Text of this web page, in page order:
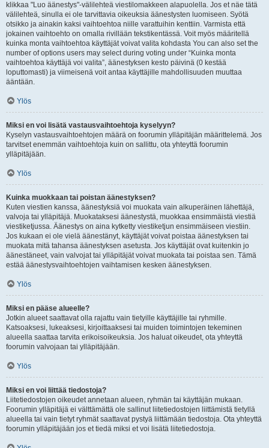
klikkaa "Luo äänestys"-välilehteä viestilomakkeen alapuolella. Jos et näe tätä
välilehteä, sinulla ei ole tarvittavia oikeuksia äänestysten luomiseen. Syötä
otsikko ja ainakin kaksi vaihtoehtoa niille varattuihin kenttiin. Varmista että
jokainen vaihtoehto on omalla rivillään tekstikentässä. Voit myös määritellä
kuinka monta vaihtoehtoa käyttäjät voivat valita kohdasta You can also set the
number of options users may select during voting under “Kuinka monta
vaihtoehtoa käyttäjä voi valita”, äänestyksen kesto päivinä (0 kestää
loputtomasti) ja viimeisenä voit antaa käyttäjille mahdollisuuden muuttaa
ääntään.
Ylös
Miksi en voi lisätä vastausvaihtoehtoja kyselyyn?
Kyselyn vastausvaihtoehtojen määrä on foorumin ylläpitäjän määrittelemä. Jos
tarvitset enemmän vaihtoehtoja kuin on sallittu, ota yhteyttä foorumin
ylläpitäjään.
Ylös
Kuinka muokkaan tai poistan äänestyksen?
Kuten viestien kanssa, äänestyksiä voi muokata vain alkuperäinen lähettäjä,
valvoja tai ylläpitäjä. Muokataksesi äänestystä, muokkaa ensimmäistä viestiä
viestiketjussa. Äänestys on aina kytketty viestiketjun ensimmäiseen viestiin.
Jos kukaan ei ole vielä äänestänyt, käyttäjät voivat poistaa äänestyksen tai
muokata mitä tahansa äänestyksen asetusta. Jos käyttäjät ovat kuitenkin jo
äänestäneet, vain valvojat tai ylläpitäjät voivat muokata tai poistaa sen. Tämä
estää äänestysvaihtoehtojen vaihtamisen kesken äänestyksen.
Ylös
Miksi en pääse alueelle?
Jotkin alueet saattavat olla rajattu vain tietyille käyttäjille tai ryhmille.
Katsoaksesi, lukeaksesi, kirjoittaaksesi tai muiden toimintojen tekeminen
alueella saattaa tarvita erikoisoikeuksia. Jos haluat oikeudet, ota yhteyttä
foorumin valvojaan tai ylläpitäjään.
Ylös
Miksi en voi liittää tiedostoja?
Liitetiedostojen oikeudet annetaan alueen, ryhmän tai käyttäjän mukaan.
Foorumin ylläpitäjä ei välttämättä ole sallinut liitetiedostojen liittämistä tietyllä
alueella tai vain tietyt ryhmät saattavat pystyä liittämään tiedostoja. Ota yhteyttä
foorumin ylläpitäjään jos et tiedä miksi et voi lisätä liitetiedostoja.